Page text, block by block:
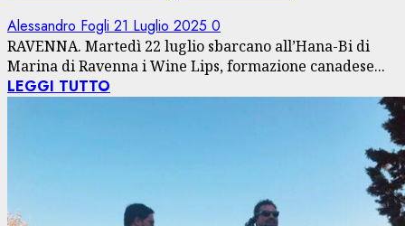
Alessandro Fogli 21 Luglio 2025 0
RAVENNA. Martedì 22 luglio sbarcano all’Hana-Bi di
Marina di Ravenna i Wine Lips, formazione canadese...
LEGGI TUTTO